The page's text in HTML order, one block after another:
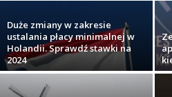
Duże zmiany w zakresie
ustalania płacy minimalnej w
Holandii. Sprawdź stawki na
2024